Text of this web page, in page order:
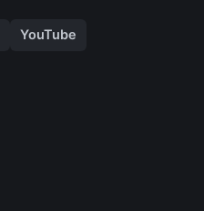
YouTube